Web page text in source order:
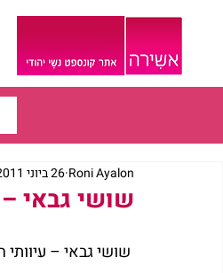
שושי גבאי
Roni Ayalon 26 ביוני 2011